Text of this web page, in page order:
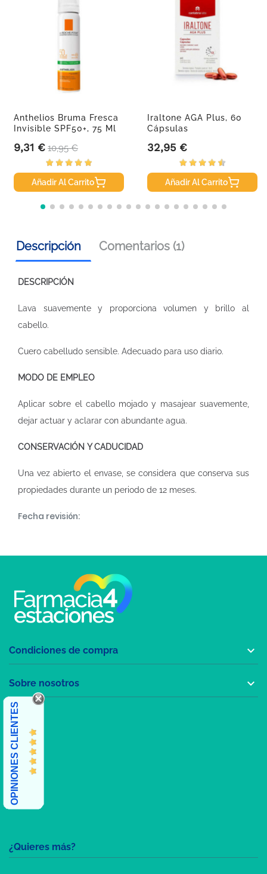
Anthelios Bruma Fresca
Invisible SPF50+, 75 Ml
Precio
9,31 € Precio base
10,95 €
Añadir Al Carrito
Iraltone AGA Plus, 60
Cápsulas
Precio
32,95 €
Añadir Al Carrito
Descripción Comentarios (1)
DESCRIPCIÓN
Lava suavemente y proporciona volumen y brillo al
cabello.
Cuero cabelludo sensible. Adecuado para uso diario.
MODO DE EMPLEO
Aplicar sobre el cabello mojado y masajear suavemente,
dejar actuar y aclarar con abundante agua.
CONSERVACIÓN Y CADUCIDAD
Una vez abierto el envase, se considera que conserva sus
propiedades durante un periodo de 12 meses.
Fecha revisión:
¿Quieres más?
Condiciones de compra 
Sobre nosotros 
OPINIONES CLIENTES